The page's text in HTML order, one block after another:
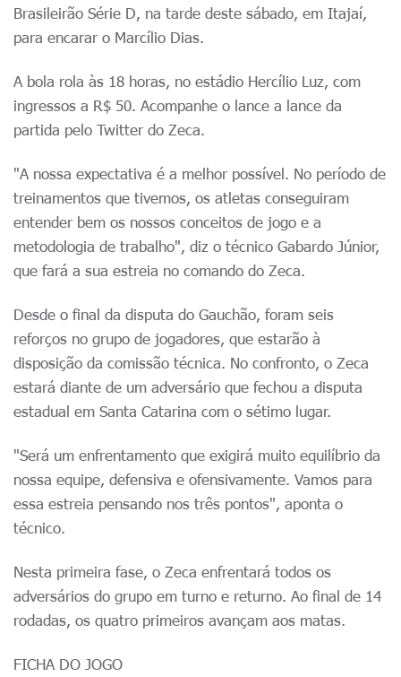
Brasileirão Série D, na tarde deste sábado, em Itajaí,
para encarar o Marcílio Dias.
A bola rola às 18 horas, no estádio Hercílio Luz, com
ingressos a R$ 50. Acompanhe o lance a lance da
partida pelo Twitter do Zeca.
"A nossa expectativa é a melhor possível. No período de
treinamentos que tivemos, os atletas conseguiram
entender bem os nossos conceitos de jogo e a
metodologia de trabalho", diz o técnico Gabardo Júnior,
que fará a sua estreia no comando do Zeca.
Desde o final da disputa do Gauchão, foram seis
reforços no grupo de jogadores, que estarão à
disposição da comissão técnica. No confronto, o Zeca
estará diante de um adversário que fechou a disputa
estadual em Santa Catarina com o sétimo lugar.
"Será um enfrentamento que exigirá muito equilíbrio da
nossa equipe, defensiva e ofensivamente. Vamos para
essa estreia pensando nos três pontos", aponta o
técnico.
Nesta primeira fase, o Zeca enfrentará todos os
adversários do grupo em turno e returno. Ao final de 14
rodadas, os quatro primeiros avançam aos matas.
FICHA DO JOGO